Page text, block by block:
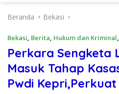
Beranda Bekasi
Bekasi, Berita, Hukum dan Kriminal,
Perkara Sengketa
Masuk Tahap
Pwdi